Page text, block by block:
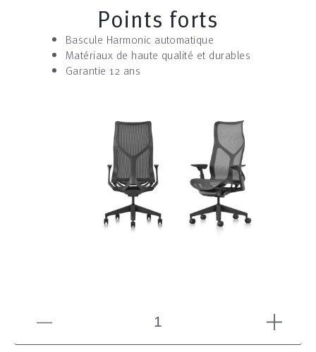
Points forts
Bascule Harmonic automatique
Matériaux de haute qualité et durables
Garantie 12 ans